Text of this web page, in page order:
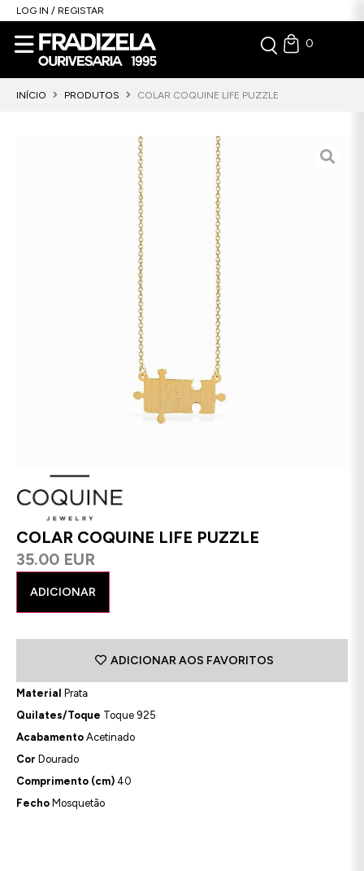
LOG IN / REGISTAR
0
INÍCIO PRODUTOS COLAR COQUINE LIFE PUZZLE
COLAR COQUINE LIFE PUZZLE
35.00 EUR
ADICIONAR
ADICIONAR AOS FAVORITOS
Material
Prata
Quilates/Toque Toque 925
Acabamento Acetinado
Cor Dourado
Comprimento (cm) 40
Fecho Mosquetão